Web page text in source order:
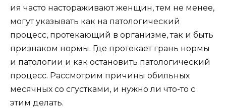
ия часто настораживают женщин, тем не менее,
могут указывать как на патологический
процесс, протекающий в организме, так и быть
признаком нормы. Где протекает грань нормы
и патологии и как остановить патологический
процесс. Рассмотрим причины обильных
месячных со сгустками, и нужно ли что-то с
этим делать.